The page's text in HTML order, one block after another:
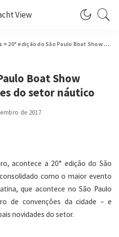
> 20° edição do São Paulo Boat Show apresenta novidades do setor náutico
Boat Show
do setor náutico
de 2017
acontece a 20° edição do São
como o maior evento
que acontece no São Paulo
de convenções da cidade – e
novidades do setor.